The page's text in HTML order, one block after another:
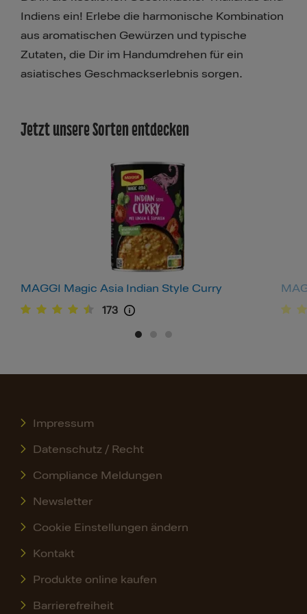
Indiens ein! Erlebe die harmonische Kombination
aus aromatischen Gewürzen und typische
Zutaten, die Dir im Handumdrehen für ein
asiatisches Geschmackserlebnis sorgen.
Jetzt unsere Sorten entdecken
MAGGI Magic Asia Indian Style Curry
173
Impressum
Datenschutz / Recht
Compliance Meldungen
Newsletter
Cookie Einstellungen ändern
Kontakt
Produkte online kaufen
Barrierefreiheit